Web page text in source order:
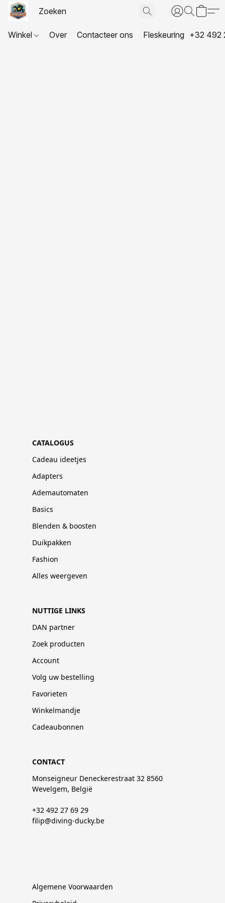
Winkel Over Contacteer ons Fleskeuring +32 492
CATALOGUS
Cadeau ideetjes
Adapters
Ademautomaten
Basics
Blenden & boosten
Duikpakken
Fashion
Alles weergeven
NUTTIGE LINKS
DAN partner
Zoek producten
Account
Volg uw bestelling
Favorieten
Winkelmandje
Cadeaubonnen
CONTACT
Monseigneur Deneckerestraat 32 8560
Wevelgem, België
+32 492 27 69 29
filip@diving-ducky.be
Algemene Voorwaarden